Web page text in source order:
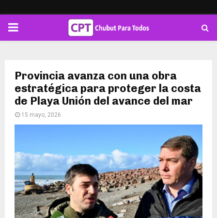
PRIMARY
Provincia avanza con una obra
estratégica para proteger la costa
de Playa Unión del avance del mar
15 mayo, 2026